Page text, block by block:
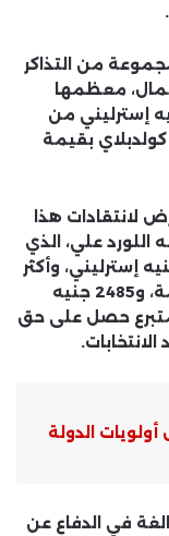
رئيس الوزراء ما يقرب من 40 مجموعة من التذاكر
معظمها
كرة القدم ولكن أيضًا 4000 جنيه إسترليني من
بقيمة
لانتقادات هذا
اللورد علي، الذي
عمل بقيمة 12 ألف جنيه إسترليني، وأكثر
من 20 ألف جنيه إسترليني مقابل الإقامة، و2485 جنيه
حصل على حق
الدولة
في الدفاع عن